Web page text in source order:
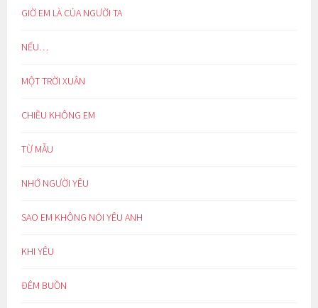
GIỜ EM LÀ CỦA NGƯỜI TA
NẾU…
MỘT TRỜI XUÂN
CHIỀU KHÔNG EM
TỪ MẪU
NHỚ NGƯỜI YÊU
SAO EM KHÔNG NÓI YÊU ANH
KHI YÊU
ĐÊM BUỒN